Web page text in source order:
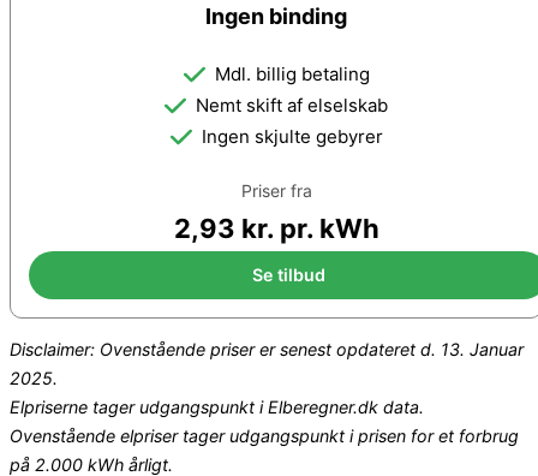
Ingen binding
Mdl. billig betaling
Nemt skift af elselskab
Ingen skjulte gebyrer
Priser fra
2,93 kr. pr. kWh
Se tilbud
Disclaimer: Ovenstående priser er senest opdateret d. 13. Januar
2025.
Elpriserne tager udgangspunkt i Elberegner.dk data.
Ovenstående elpriser tager udgangspunkt i prisen for et forbrug
på 2.000 kWh årligt.